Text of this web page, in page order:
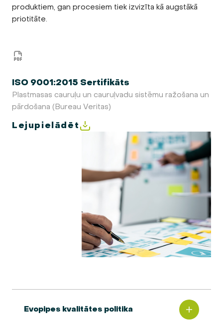
produktiem, gan procesiem tiek izvizīta kā augstākā
priotitāte.
ISO 9001:2015 Sertifikāts
Plastmasas cauruļu un cauruļvadu sistēmu ražošana un
pārdošana (Bureau Veritas)
Lejupielādēt
Evopipes kvalitātes politika